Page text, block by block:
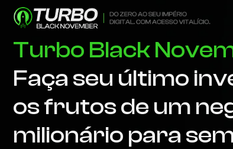
Turbo Black
Faça seu último
os frutos de um
milionário para